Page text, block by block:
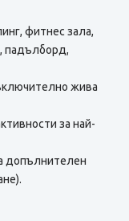
фитнес зала,
падълборд,
жива
за най-
допълнителен